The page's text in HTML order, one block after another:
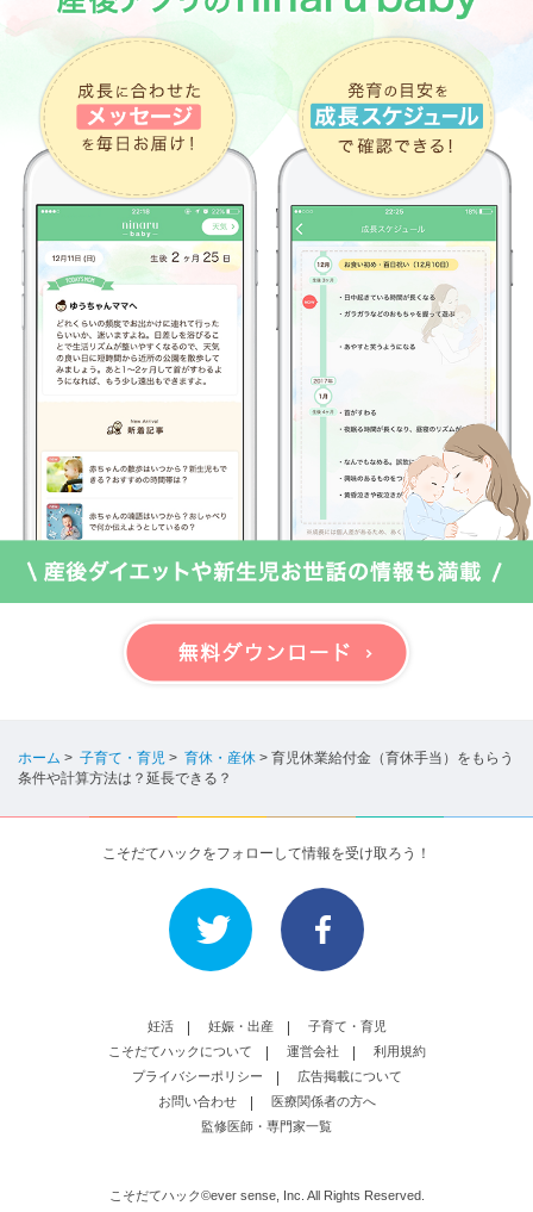
ホーム > 子育て・育児 > 育休・産休 > 育児休業給付金（育休手当）をもらう
条件や計算方法は？延長できる？
こそだてハックをフォローして情報を受け取ろう！
妊活 妊娠・出産
子育て・育児
こそだてハックについて
運営会社
利用規約
プライバシーポリシー
広告掲載について
お問い合わせ
医療関係者の方へ
監修医師・専門家一覧
こそだてハック©ever sense, Inc. All Rights Reserved.